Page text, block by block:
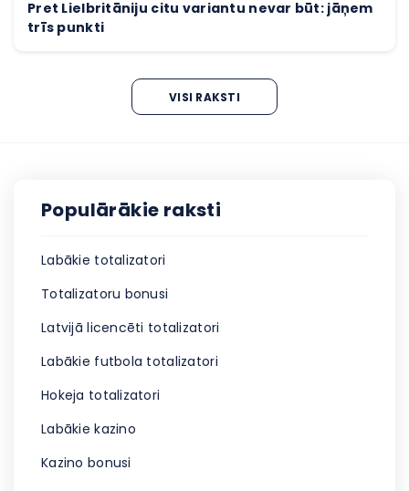
Pret Lielbritāniju citu variantu nevar būt: jāņem
trīs punkti
VISI RAKSTI
Populārākie raksti
Labākie totalizatori
Totalizatoru bonusi
Latvijā licencēti totalizatori
Labākie futbola totalizatori
Hokeja totalizatori
Labākie kazino
Kazino bonusi